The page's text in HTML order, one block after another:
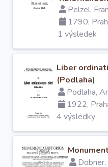
Pelzel,
1790,
1 výsledek
Liber
(Podlaha)
Podlaha,
1922,
4 výsledky